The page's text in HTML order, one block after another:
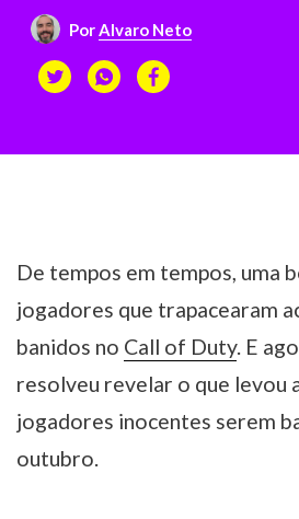
Por Alvaro Neto
De tempos em tempos, uma
jogadores que trapacearam
banidos no Call of Duty. E
resolveu revelar o que levou
jogadores inocentes serem
outubro.